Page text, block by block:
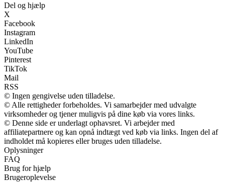
Del og hjælp
X
Facebook
Instagram
LinkedIn
YouTube
Pinterest
TikTok
Mail
RSS
© Ingen gengivelse uden tilladelse.
© Alle rettigheder forbeholdes. Vi samarbejder med udvalgte
virksomheder og tjener muligvis på dine køb via vores links.
© Denne side er underlagt ophavsret. Vi arbejder med
affiliatepartnere og kan opnå indtægt ved køb via links. Ingen del af
indholdet må kopieres eller bruges uden tilladelse.
Oplysninger
FAQ
Brug for hjælp
Brugeroplevelse